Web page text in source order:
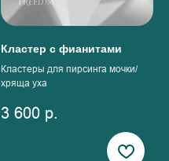
Кластер с фианитами
Кластеры для пирсинга мочки/
хряща уха
3 600 р.